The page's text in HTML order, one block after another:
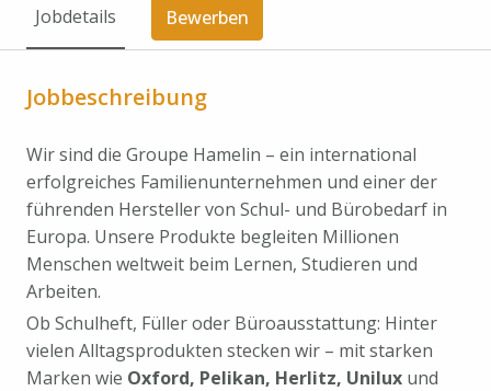
Jobdetails Bewerben
Jobbeschreibung
Wir sind die Groupe Hamelin – ein international
erfolgreiches Familienunternehmen und einer der
führenden Hersteller von Schul- und Bürobedarf in
Europa. Unsere Produkte begleiten Millionen
Menschen weltweit beim Lernen, Studieren und
Arbeiten.
Ob Schulheft, Füller oder Büroausstattung: Hinter
vielen Alltagsprodukten stecken wir – mit starken
Marken wie Oxford, Pelikan, Herlitz, Unilux und